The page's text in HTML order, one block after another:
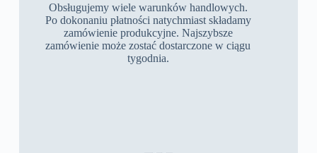
Obsługujemy wiele warunków handlowych.
Po dokonaniu płatności natychmiast składamy
zamówienie produkcyjne. Najszybsze
zamówienie może zostać dostarczone w ciągu
tygodnia.